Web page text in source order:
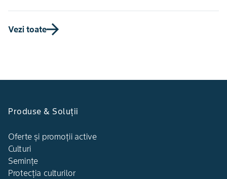
inteligent în genetică
Vezi toate
Produse & Soluții
Oferte și promoții active
Culturi
Semințe
Protecția culturilor